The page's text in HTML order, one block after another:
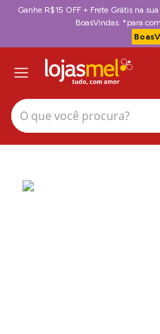
Ganhe R$15 OFF + Frete Grátis na
BoasVindas. *para
O que você procura?